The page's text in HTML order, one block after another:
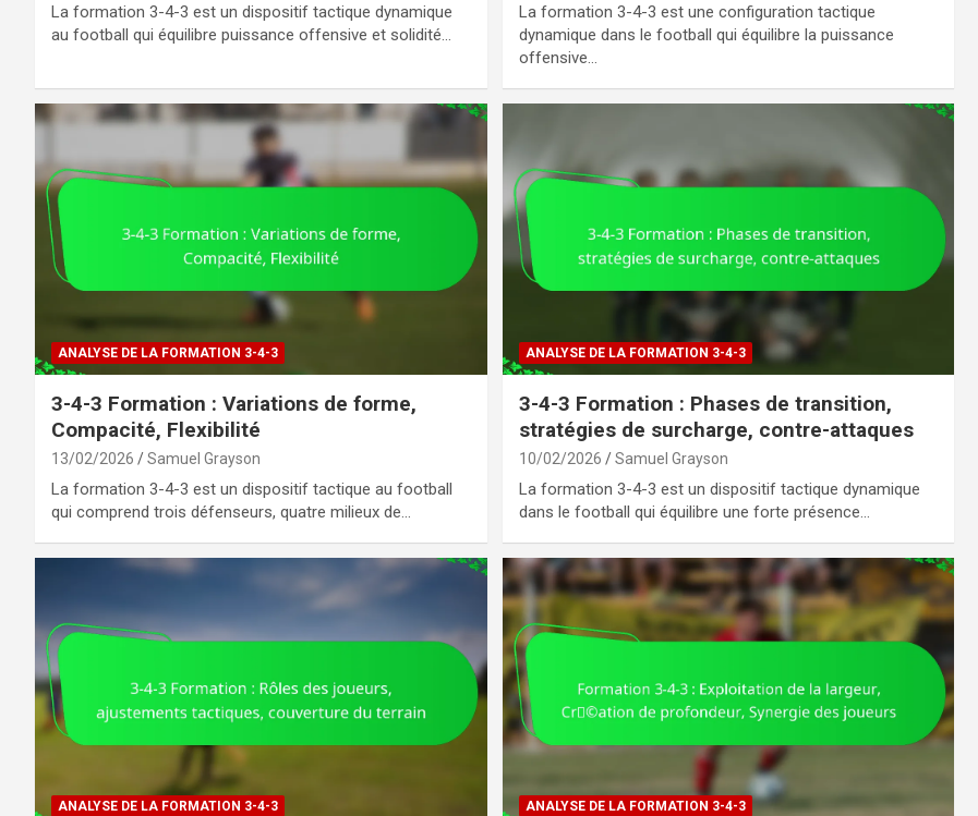
La formation 3-4-3 est un dispositif tactique dynamique
au football qui équilibre puissance offensive et solidité…
La formation 3-4-3 est une configuration tactique
dynamique dans le football qui équilibre la puissance
offensive…
ANALYSE DE LA FORMATION 3-4-3
3-4-3 Formation : Variations de forme,
Compacité, Flexibilité
13/02/2026 Samuel Grayson
La formation 3-4-3 est un dispositif tactique au football
qui comprend trois défenseurs, quatre milieux de…
ANALYSE DE LA FORMATION 3-4-3
3-4-3 Formation : Phases de transition,
stratégies de surcharge, contre-attaques
10/02/2026 Samuel Grayson
La formation 3-4-3 est un dispositif tactique dynamique
dans le football qui équilibre une forte présence…
ANALYSE DE LA FORMATION 3-4-3 ANALYSE DE LA FORMATION 3-4-3